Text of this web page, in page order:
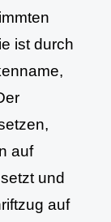
ist durch
auf
und
auf